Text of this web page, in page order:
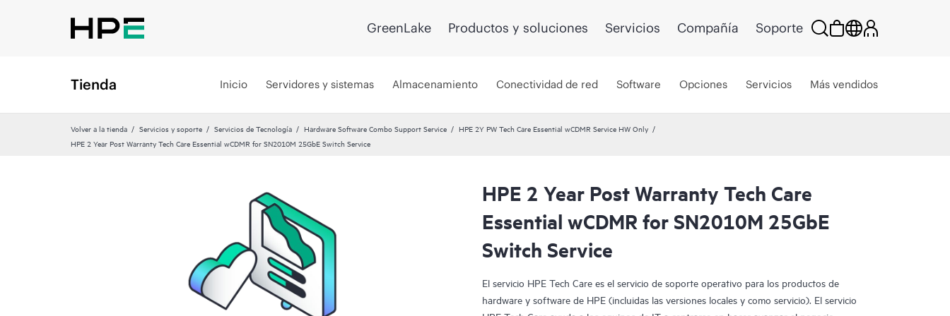
GreenLake Productos y soluciones Servicios Compañía Soporte
Tienda Inicio Servidores y sistemas Almacenamiento Conectividad de red Software Opciones Servicios Más vendidos
Volver a la tienda Servicios y soporte Servicios de Tecnología Hardware Software Combo Support Service
HPE 2Y PW Tech Care Essential wCDMR Service HW Only
HPE 2 Year Post Warranty Tech Care Essential wCDMR for SN2010M 25GbE Switch Service
HPE 2 Year Post Warranty Tech Care
Essential wCDMR for SN2010M 25GbE
Switch Service
El servicio HPE Tech Care es el servicio de soporte operativo para los productos de
hardware y software de HPE (incluidas las versiones locales y como servicio). El servicio